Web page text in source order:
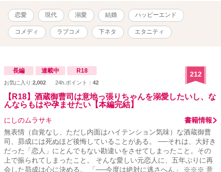
恋愛 現代 溺愛 結婚 ハッピーエンド
コメディ ラブコメ 下ネタ エタニティ
長編 連載中 R18
お気に入り:2,002 24h.ポイント： 42
212
【R18】酒蔵御曹司は意地っ張りちゃんを溺愛したいし、な
んならもはや孕ませたい【本編完結】
にしのムラサキ
書籍情報
無表情（自覚なし、ただし内面はハイテンション気味）な酒蔵御曹
司、昴成には死ぬほど後悔していることがある。 ──それは、大好き
だった「恋人」にとんでもない勘違いをさせてしまったこと。その
上で振られてしまったこと。 そんな愛しい元恋人に、五年ぶりに再
会した昴成は心に決める。 「──今度は絶対に逃さへん」 ※※※ 意